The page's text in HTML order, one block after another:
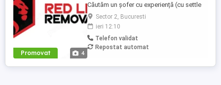
Promovat 4
Căutăm un șofer cu experiență (cu settle
sau pre-settle status în UK), serios,
punctual și cu responsabilitate. Dacă știi
să conduci bine, să ai grijă de marfa
clientului și nu te sperie munca fizică, ești
omul nostru. Dacă ai : Permis categoria B
Sector 2, Bucuresti
ieri 12:10
Telefon validat
Repostat automat